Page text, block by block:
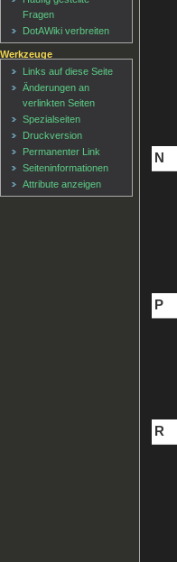
N
P
R
Fragen
DotAWiki verbreiten
Werkzeuge
Links auf diese Seite
Änderungen an
verlinkten Seiten
Spezialseiten
Druckversion
Permanenter Link
Seiten­informationen
Attribute anzeigen